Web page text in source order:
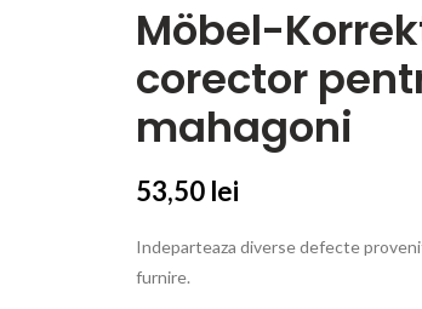
Möbel-
corector
mahagoni
53,50 lei
Indeparteaza diverse defecte
furnire.